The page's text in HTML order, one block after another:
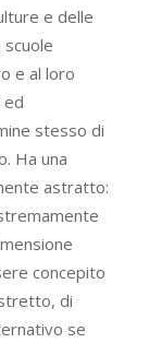
e delle
scuole
e al loro
stesso di
Ha una
astratto:
concepito
di
se